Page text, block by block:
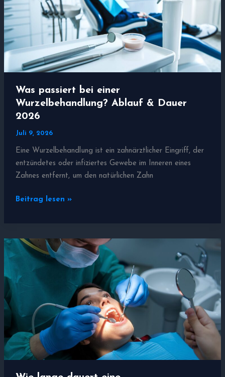
Tipps
Was passiert bei einer
Wurzelbehandlung? Ablauf & Dauer
2026
Juli 9, 2026
Eine Wurzelbehandlung ist ein zahnärztlicher Eingriff, der
entzündetes oder infiziertes Gewebe im Inneren eines
Zahnes entfernt, um den natürlichen Zahn
Was
einer
Wurzelbehandlung?
Ablauf
&
Beitrag lesen »